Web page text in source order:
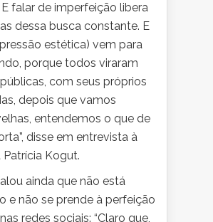
falar de imperfeição libera
dessa busca constante. E
estética) vem para
porque todos viraram
com seus próprios
depois que vamos
entendemos o que de
disse em entrevista à
Kogut.
ainda que não está
e não se prende à perfeição
redes sociais: “Claro que,